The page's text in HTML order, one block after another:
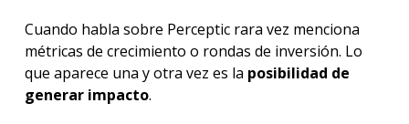
Cuando habla sobre Perceptic rara vez menciona
métricas de crecimiento o rondas de inversión. Lo
que aparece una y otra vez es la posibilidad de
generar impacto.